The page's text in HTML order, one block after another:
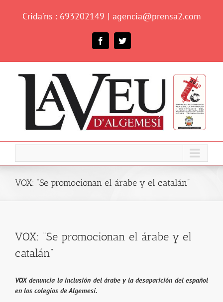
Crida'ns : 693202149 | agencia@prensa2.com
FacebookTwitter
VOX: “Se promocionan el árabe y el catalán”
VOX: “Se promocionan el árabe y el
catalán”
VOX denuncia la inclusión del árabe y la desaparición del español
en los colegios de Algemesí.